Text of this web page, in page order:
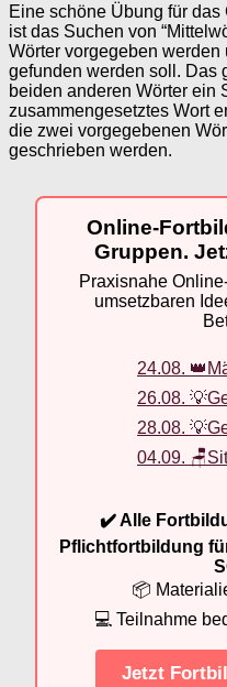
Eine schöne Übung für
ist das Suchen von
Wörter vorgegeben
gefunden werden soll. Das
beiden anderen Wörter ein
zusammengesetztes Wort
die zwei vorgegebenen
geschrieben werden.
Online-
Gruppen.
Praxisnahe
umsetzbaren
24.08.
26.08.
28.08.
04.09.
✔️ Alle
Pflichtfortbildung
📦
💻 Teilnahme
Jetzt